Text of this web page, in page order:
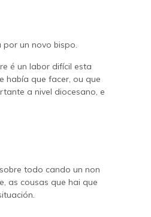
un novo bispo.
é un labor difícil esta
había que facer, ou que
a nivel diocesano, e
todo cando un non
as cousas que hai que